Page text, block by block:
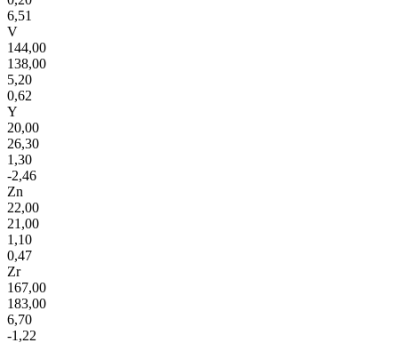
6,51
V
144,00
138,00
5,20
0,62
Y
20,00
26,30
1,30
-2,46
Zn
22,00
21,00
1,10
0,47
Zr
167,00
183,00
6,70
-1,22